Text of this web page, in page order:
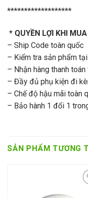
*******************
* QUYỀN LỢI KHI
– Ship Code toàn quốc
– Kiểm tra sản phẩm
– Nhận hàng thanh toán
– Đầy đủ phụ kiện đi
– Chế độ hậu mãi toàn
– Bảo hành 1 đổi 1
SẢN PHẨM TƯƠNG